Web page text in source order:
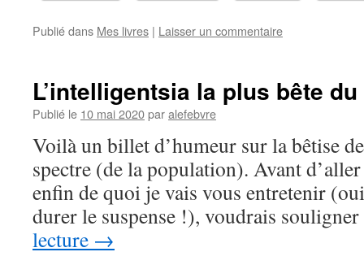
Publié dans Mes livres | Laisser un commentaire
L’intelligentsia la plus bête
Publié le 10 mai 2020paralefebvre
Voilà un billet d’humeur sur la bêtise
spectre (de la population). Avant
enfin de quoi je vais vous entretenir
durer le suspense !), voudrais
lecture →